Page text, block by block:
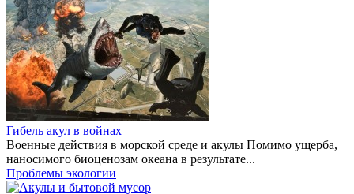
Гибель акул в войнах
Военные действия в морской среде и акулы Помимо ущерба,
наносимого биоценозам океана в результате...
Проблемы экологии